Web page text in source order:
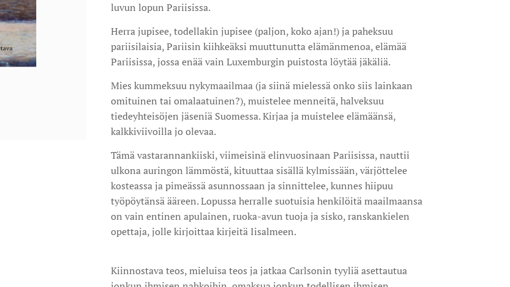
luvun lopun Pariisissa.
Herra jupisee, todellakin jupisee (paljon, koko ajan!) ja paheksuu
pariisilaisia, Pariisin kiihkeäksi muuttunutta elämänmenoa, elämää
Pariisissa, jossa enää vain Luxemburgin puistosta löytää jäkäliä.
Mies kummeksuu nykymaailmaa (ja siinä mielessä onko siis lainkaan
omituinen tai omalaatuinen?), muistelee menneitä, halveksuu
tiedeyhteisöjen jäseniä Suomessa. Kirjaa ja muistelee elämäänsä,
kalkkiviivoilla jo olevaa.
Tämä vastarannankiiski, viimeisinä elinvuosinaan Pariisissa, nauttii
ulkona auringon lämmöstä, kituuttaa sisällä kylmissään, värjöttelee
kosteassa ja pimeässä asunnossaan ja sinnittelee, kunnes hiipuu
työpöytänsä ääreen. Lopussa herralle suotuisia henkilöitä maailmaansa
on vain entinen apulainen, ruoka-avun tuoja ja sisko, ranskankielen
opettaja, jolle kirjoittaa kirjeitä Iisalmeen.
Kiinnostava teos, mieluisa teos ja jatkaa Carlsonin tyyliä asettautua